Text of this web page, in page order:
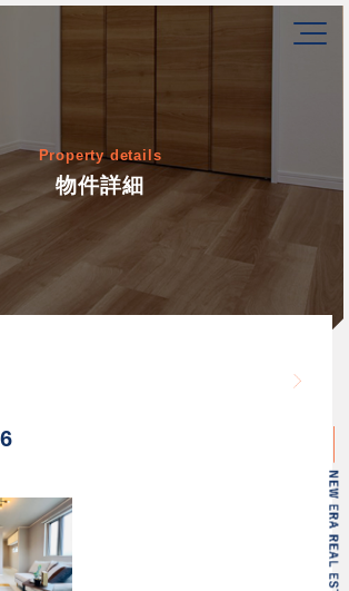
Property details
物件詳細
/home/newerakk/